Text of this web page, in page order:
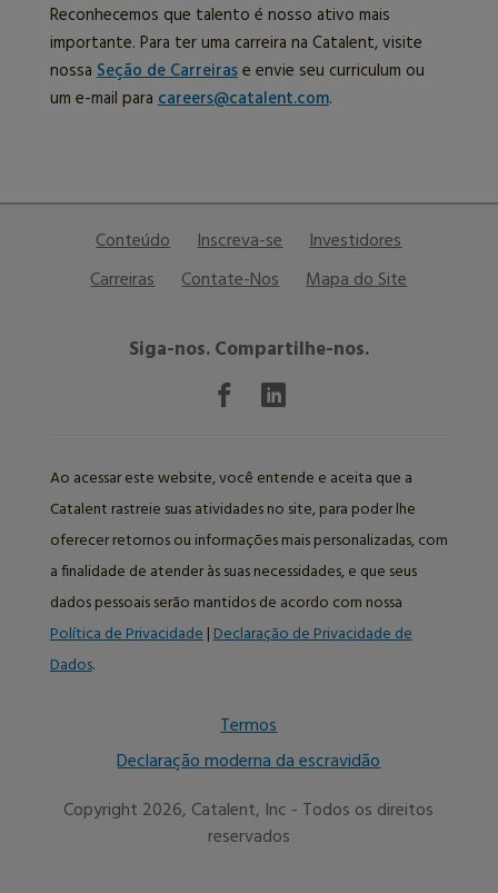
Reconhecemos que talento é nosso ativo mais
importante. Para ter uma carreira na Catalent, visite
nossaSeção de Carreirase envie seu curriculum ou
um e-mail paracareers@catalent.com.
Conteúdo Inscreva-se
Investidores
Carreiras
Contate-Nos Mapa do Site
Siga-nos. Compartilhe-nos.
Ao acessar este website, você entende e aceita que a
Catalent rastreie suas atividades no site, para poder lhe
oferecer retornos ou informações mais personalizadas, com
a finalidade de atender às suas necessidades, e que seus
dados pessoais serão mantidos de acordo com nossa
Política de Privacidade|Declaração de Privacidade de
Dados.
Copyright 2026, Catalent, Inc - Todos os direitos
reservados
Termos
Declaração moderna da escravidão